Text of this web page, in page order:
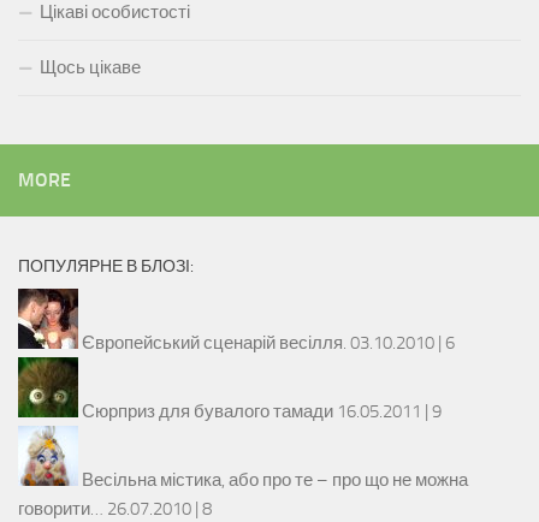
Цікаві особистості
Щось цікаве
MORE
ПОПУЛЯРНЕ В БЛОЗІ:
Європейський сценарій весілля. 03.10.2010 | 6
Сюрприз для бувалого тамади 16.05.2011 | 9
Весільна містика, або про те – про що не можна
говорити… 26.07.2010 | 8